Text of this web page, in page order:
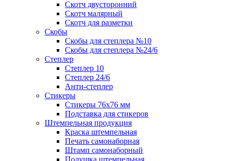
Скотч двусторонний
Скотч малярный
Скотч для разметки
Скобы
Скобы для степлера №10
Скобы для степлера №24/6
Степлер
Степлер 10
Степлер 24/6
Анти-степлер
Стикеры
Стикеры 76x76 мм
Подставка для стикеров
Штемпельная продукция
Краска штемпельная
Печать самонаборная
Штамп самонаборный
Подушка штемпельная